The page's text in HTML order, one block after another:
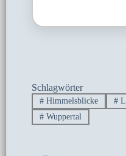
Schlagwörter
#Himmelsblicke #
#Wuppertal